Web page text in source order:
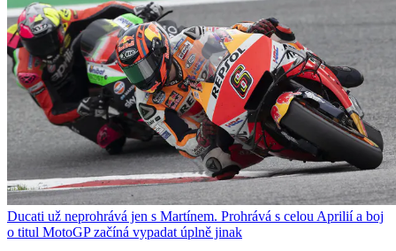
Ducati už neprohrává jen s Martínem. Prohrává s celou Aprilií a boj
o titul MotoGP začíná vypadat úplně jinak